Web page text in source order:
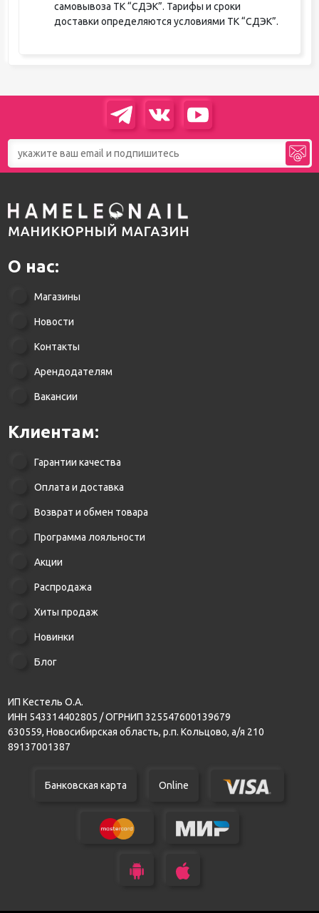
самовывоза ТК “СДЭК”. Тарифы и сроки
доставки определяются условиями ТК “СДЭК”.
О нас:
Магазины
Новости
Контакты
Арендодателям
Вакансии
Клиентам:
Гарантии качества
Оплата и доставка
Возврат и обмен товара
Программа лояльности
Акции
Распродажа
Хиты продаж
Новинки
Блог
ИП Кестель О.А.
ИНН 543314402805 / ОГРНИП 325547600139679
630559, Новосибирская область, р.п. Кольцово, а/я 210
89137001387
Банковская карта Online